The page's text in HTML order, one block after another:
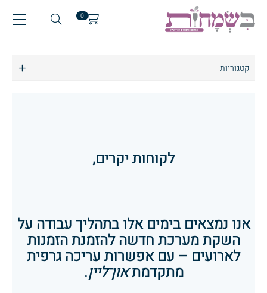
0
קטגוריות
לקוחות יקרים,
אנו נמצאים בימים אלו בתהליך עבודה על
השקת מערכת חדשה להזמנת הזמנות
לארועים – עם אפשרות עריכה גרפית
מתקדמתאון־ליין.